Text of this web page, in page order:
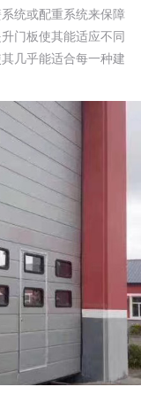
统或配重系统来保障
门板使其能适应不同
几乎能适合每一种建